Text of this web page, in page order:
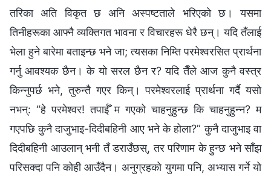
तरिका अति विकृत छ अनि अस्पष्टताले भरिएको छ। यसमा
तिनीहरूका आफ्नै व्यक्तिगत भावना र विचारहरू धेरै छन्। यदि तँलाई
भेला हुने बारेमा बताइन्छ भने जा; त्यसका निम्ति परमेश्‍वरसित प्रार्थना
गर्नु आवश्यक छैन। के यो सरल छैन र? यदि तैँले आज कुनै वस्त्र
किन्नुपर्छ भने, तुरुन्तै गएर किन्। परमेश्‍वरलाई प्रार्थना गर्दै यसो
नभन्: “हे परमेश्‍वर! तपाईँ म गएको चाहनुहुन्छ कि चाहनुहुन्न? म
गएपछि कुनै दाजुभाइ-दिदीबहिनी आए भने के होला?” कुनै दाजुभाइ वा
दिदीबहिनी आउलान् भनी तँ डराउँछस्, तर परिणाम के हुन्छ भने साँझ
परिसक्दा पनि कोही आउँदैन। अनुग्रहको युगमा पनि, अभ्यास गर्ने यो